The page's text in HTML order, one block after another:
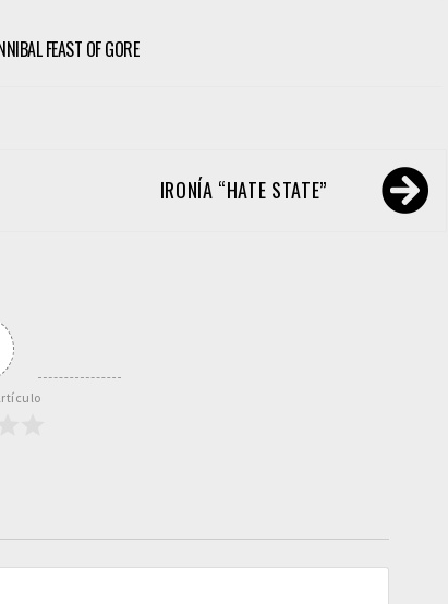
FEAST OF GORE
IRONÍA “HATE STATE”